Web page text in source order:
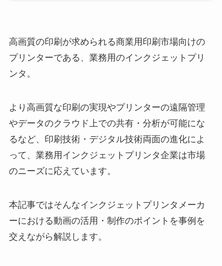
高画質の印刷が求められる商業用印刷市場向けの
プリンターである、業務用のインクジェットプリ
ンタ。
より高画質な印刷の実現やプリンターの遠隔管理
やデータのクラウド上での共有・分析が可能にな
るなど、印刷技術・デジタル技術両面の進化によ
って、業務用インクジェットプリンタ企業は市場
のニーズに応えています。
本記事ではそんなインクジェットプリンタメーカ
ーにおける動画の活用・制作のポイントを事例を
交えながら解説します。